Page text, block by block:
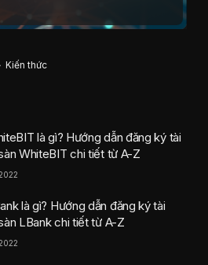
Kiến thức
là gì? Hướng dẫn đăng ký tài
WhiteBIT chi tiết từ A-Z
là gì? Hướng dẫn đăng ký tài
LBank chi tiết từ A-Z